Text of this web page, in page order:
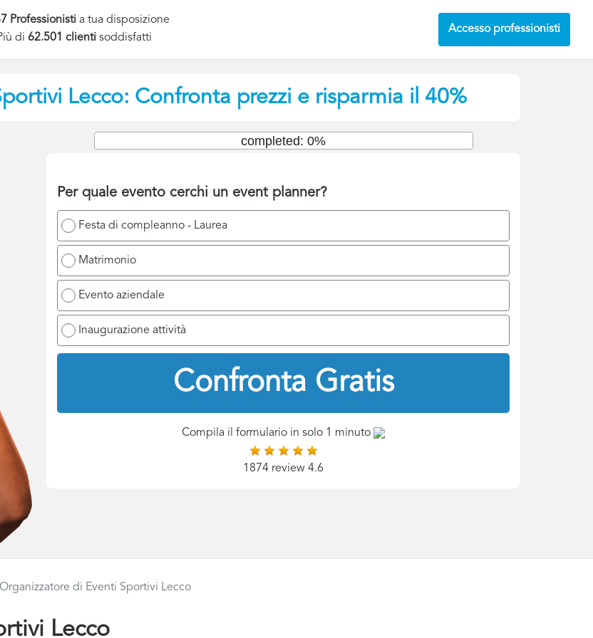
Professionisti a tua disposizione
di62.501 clientisoddisfatti
Accesso professionisti
Lecco: Confronta prezzi e risparmia il 40%
Per quale evento cerchi un event planner?
Festa di compleanno - Laurea
Matrimonio
Evento aziendale
Inaugurazione attività
Confronta Gratis
completed: 0%
Compila il formulario in solo 1 minuto
1874 review 4.6
Organizzatore di Eventi Sportivi Lecco
Lecco